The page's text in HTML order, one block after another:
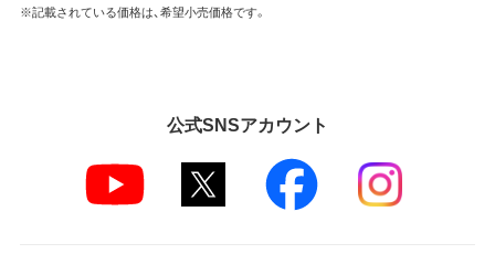
※記載されている価格は、希望小売価格です。
公式SNSアカウント